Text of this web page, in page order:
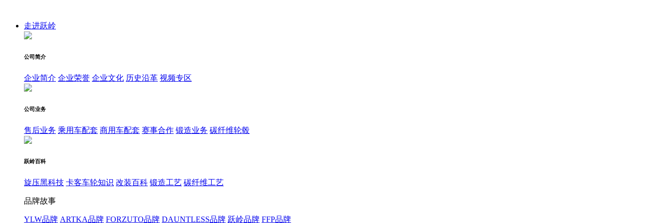
走进跃岭
公司简介
企业简介 企业荣誉 企业文化 历史沿革 视频专区
公司业务
售后业务 乘用车配套 商用车配套 赛事合作 锻造业务 碳纤维轮毂
跃岭百科
旋压黑科技 卡客车轮知识 改装百科 锻造工艺 碳纤维工艺
品牌故事
YLW品牌 ARTKA品牌 FORZUTO品牌 DAUNTLESS品牌 跃岭品牌 FFP品牌